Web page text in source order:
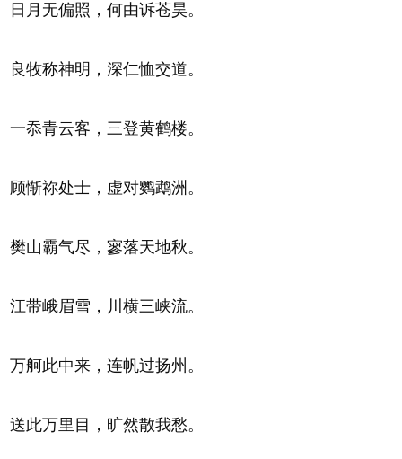
日月无偏照，何由诉苍昊。
良牧称神明，深仁恤交道。
一忝青云客，三登黄鹤楼。
顾惭祢处士，虚对鹦鹉洲。
樊山霸气尽，寥落天地秋。
江带峨眉雪，川横三峡流。
万舸此中来，连帆过扬州。
送此万里目，旷然散我愁。